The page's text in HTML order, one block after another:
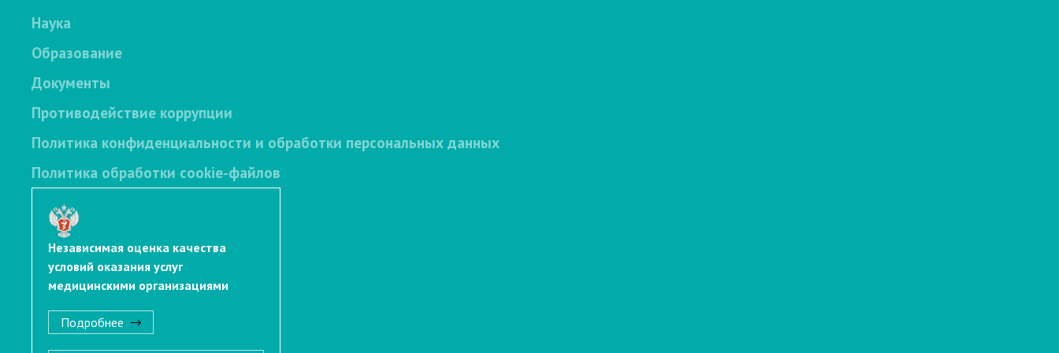
Наука
Образование
Документы
Противодействие коррупции
Политика конфиденциальности и обработки персональных данных
Политика обработки cookie-файлов
Независимая оценка качества
условий оказания услуг
медицинскими организациями
Подробнее